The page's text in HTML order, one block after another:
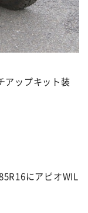
アップキット装
にアピオWIL